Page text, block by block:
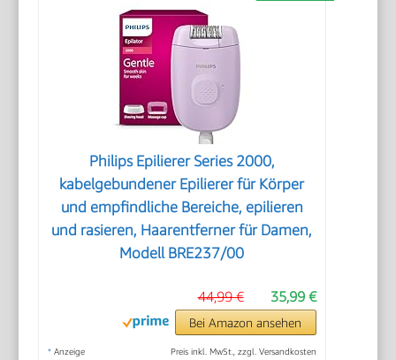
Philips Epilierer Series 2000,
kabelgebundener Epilierer für Körper
und empfindliche Bereiche, epilieren
und rasieren, Haarentferner für Damen,
Modell BRE237/00
35,99 €
44,99 €
Bei Amazon ansehen
* Anzeige Preis inkl. MwSt., zzgl. Versandkosten